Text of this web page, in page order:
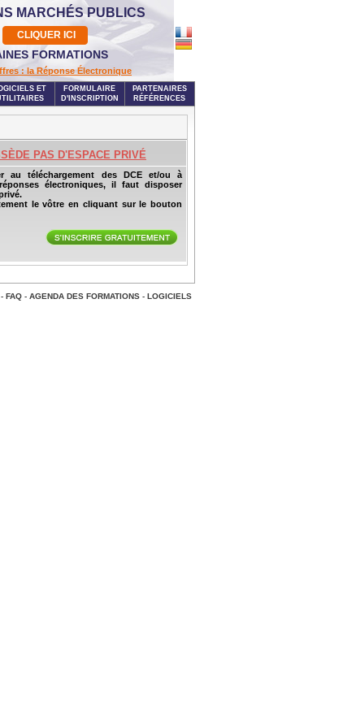
MARCHÉS PUBLICS
CLIQUER ICI
FORMATIONS
: la Réponse Électronique
ET
FORMULAIRE
D'INSCRIPTION
PARTENAIRES
RÉFÉRENCES
PAS D'ESPACE PRIVÉ
au téléchargement des DCE et/ou à
électroniques, il faut disposer
le vôtre en cliquant sur le bouton
FAQ- AGENDA DES FORMATIONS- LOGICIELS